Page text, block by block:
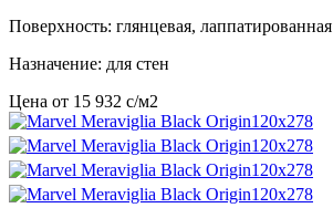
Поверхность: глянцевая, лаппатированная
Назначение: для стен
Цена от 15 932 c/м2